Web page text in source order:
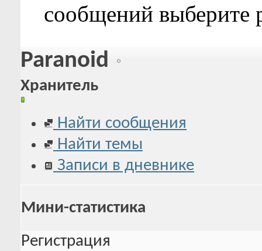
сообщений выберите
Paranoid
Хранитель
Найти сообщения
Найти темы
Записи в дневнике
Мини-статистика
Регистрация